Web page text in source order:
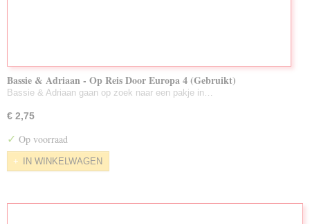
Bassie & Adriaan - Op Reis Door Europa 4 (Gebruikt)
Bassie & Adriaan gaan op zoek naar een pakje in…
€ 2,75
✓ Op voorraad
IN WINKELWAGEN